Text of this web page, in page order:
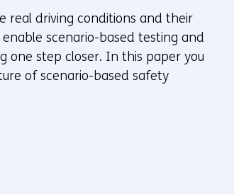
real driving conditions and their
scenario-based testing and
one step closer. In this paper you
of scenario-based safety